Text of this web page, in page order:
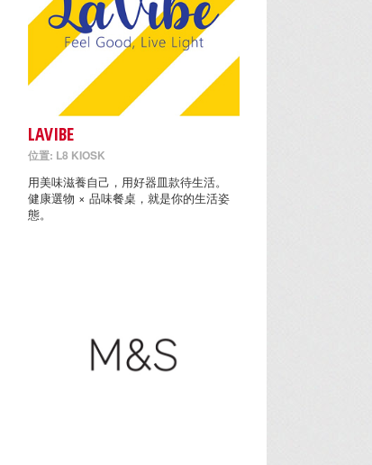
LAVIBE
位置: L8 KIOSK
用美味滋養自己，用好器皿款待生活。
健康選物 × 品味餐桌，就是你的生活姿
態。